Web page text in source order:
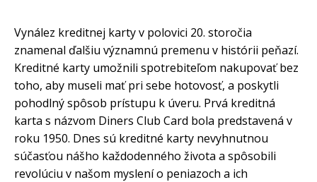
Vynález kreditnej karty v polovici 20. storočia
znamenal ďalšiu významnú premenu v histórii peňazí.
Kreditné karty umožnili spotrebiteľom nakupovať bez
toho, aby museli mať pri sebe hotovosť, a poskytli
pohodlný spôsob prístupu k úveru. Prvá kreditná
karta s názvom Diners Club Card bola predstavená v
roku 1950. Dnes sú kreditné karty nevyhnutnou
súčasťou nášho každodenného života a spôsobili
revolúciu v našom myslení o peniazoch a ich